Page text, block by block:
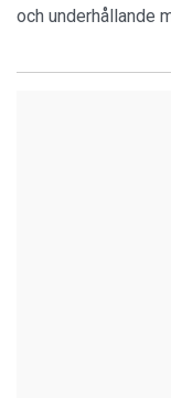
och underhållande